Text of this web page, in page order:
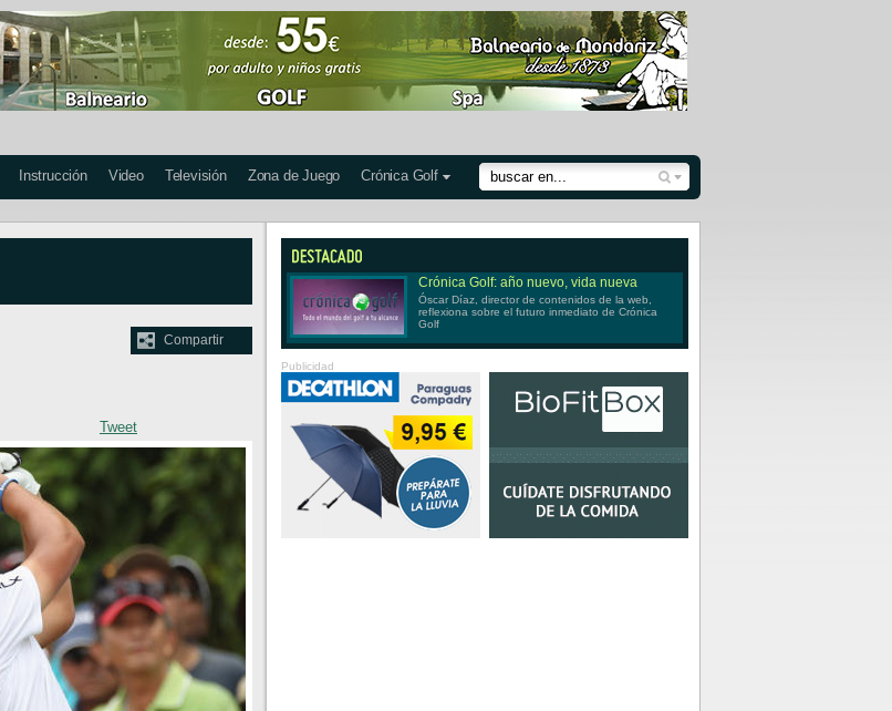
Instrucción Video Televisión Zona de Juego Crónica Golf
Compartir
Tweet
Crónica Golf: año nuevo, vida nueva
Óscar Díaz, director de contenidos de la web,
reflexiona sobre el futuro inmediato de Crónica
Golf
Publicidad